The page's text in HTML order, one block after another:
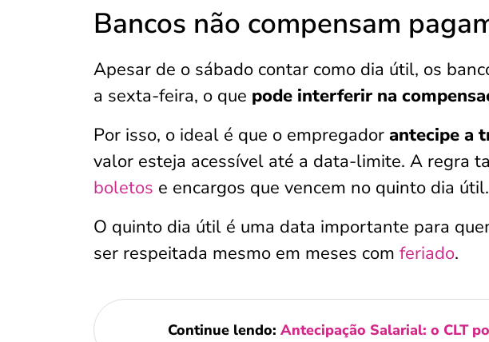
Bancos não compensam
Apesar de o sábado contar como dia útil, os
a sexta-feira, o que pode interferir na
Por isso, o ideal é que o empregador antecipe a
valor esteja acessível até a data-limite. A regra
boletos e encargos que vencem no quinto dia útil.
O quinto dia útil é uma data importante para
ser respeitada mesmo em meses com feriado.
Continue lendo:Antecipação Salarial: o CLT